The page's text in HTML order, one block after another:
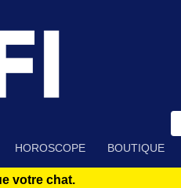
HOROSCOPE BOUTIQUE
votre chat.